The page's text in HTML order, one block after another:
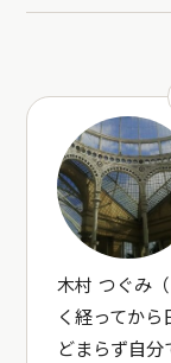
木村 つぐみ
く経ってか
どまらず自分